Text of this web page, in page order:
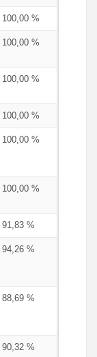
100,00 %
100,00 %
100,00 %
100,00 %
100,00 %
100,00 %
91,83 %
94,26 %
88,69 %
90,32 %